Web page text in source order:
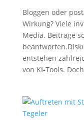
Bloggen oder
Wirkung? Viele
Media. Beiträge
entstehen
von KI-Tools.